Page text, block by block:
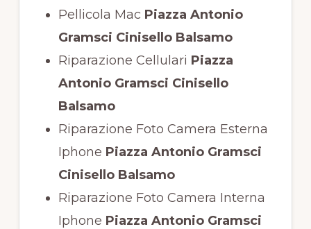
Pellicola Mac Piazza Antonio
Gramsci Cinisello Balsamo
Riparazione Cellulari Piazza
Antonio Gramsci Cinisello
Balsamo
Riparazione Foto Camera Esterna
Iphone Piazza Antonio Gramsci
Cinisello Balsamo
Riparazione Foto Camera Interna
Iphone Piazza Antonio Gramsci